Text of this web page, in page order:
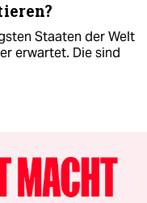
Staaten der Welt
erwartet. Die sind